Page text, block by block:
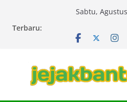
Sabtu,
Terbaru: